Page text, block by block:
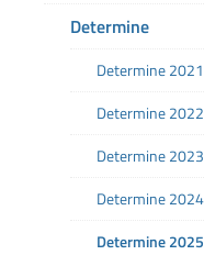
Determine
Determine 2021
Determine 2022
Determine 2023
Determine 2024
Determine 2025